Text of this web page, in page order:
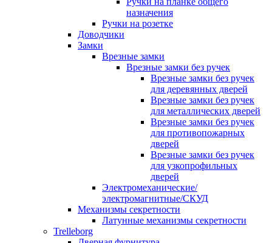
назначения
Ручки на розетке
Доводчики
Замки
Врезные замки
Врезные замки без ручек
Врезные замки без ручек
для деревянных дверей
Врезные замки без ручек
для металлических дверей
Врезные замки без ручек
для противопожарных
дверей
Врезные замки без ручек
для узкопрофильных
дверей
Электромеханические/
электромагнитные/СКУД
Механизмы секретности
Латунные механизмы секретности
Trelleborg